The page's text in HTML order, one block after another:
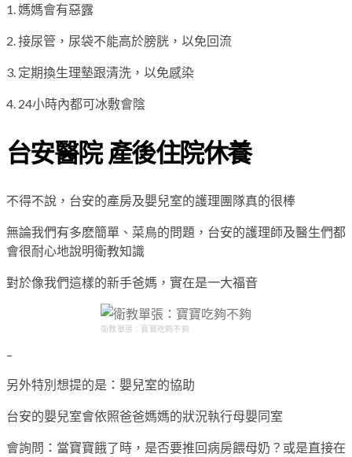
1. 媽媽會有惡露
2. 接尿管，尿袋不能高於膀胱，以免回流
3. 定期換生理墊跟清洗，以免感染
4. 24小時內都可冰敷會陰
台安醫院 產後住院休養
不得不說，台安的產房及嬰兒室的護理團隊真的很棒
無論我們有多麽簡單、菜鳥的問題，台安的護理師及醫生們都
會很耐心地說明衛教知識
對於像我們這樣的新手爸媽，實在是一大福音
衛教單張：寶寶吃夠不夠
–
另外特別想提的是：嬰兒室的協助
台安的嬰兒室會依照爸爸媽媽的狀況執行母嬰同室
會詢問：當寶寶餓了時，是否要推回病房餵母奶？或是直接在